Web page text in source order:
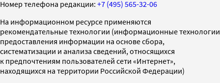
Номер телефона редакции: +7 (495) 565-32-06
На информационном ресурсе применяются
рекомендательные технологии (информационные технологии
предоставления информации на основе сбора,
систематизации и анализа сведений, относящихся
к предпочтениям пользователей сети «Интернет»,
находящихся на территории Российской Федерации)